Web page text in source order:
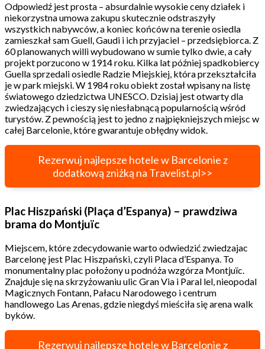
Odpowiedź jest prosta – absurdalnie wysokie ceny działek i
niekorzystna umowa zakupu skutecznie odstraszyły
wszystkich nabywców, a koniec końców na terenie osiedla
zamieszkał sam Guell, Gaudi i ich przyjaciel – przedsiębiorca. Z
60 planowanych willi wybudowano w sumie tylko dwie, a cały
projekt porzucono w 1914 roku. Kilka lat później spadkobiercy
Guella sprzedali osiedle Radzie Miejskiej, która przekształciła
je w park miejski. W 1984 roku obiekt został wpisany na listę
światowego dziedzictwa UNESCO. Dzisiaj jest otwarty dla
zwiedzających i cieszy się niesłabnącą popularnością wśród
turystów. Z pewnością jest to jedno z najpiękniejszych miejsc w
całej Barcelonie, które gwarantuje obłędny widok.
Rezerwuj najlepsze hotele w Barcelonie z
dodatkową zniżką na Travelist.pl>>
Plac Hiszpański (Plaça d’Espanya) – prawdziwa
brama do Montjuïc
Miejscem, które zdecydowanie warto odwiedzić zwiedzajac
Barcelonę jest Plac Hiszpański, czyli Placa d’Espanya. To
monumentalny plac położony u podnóża wzgórza Montjuïc.
Znajduje się na skrzyżowaniu ulic Gran Via i Paral lel, nieopodal
Magicznych Fontann, Pałacu Narodowego i centrum
handlowego Las Arenas, gdzie niegdyś mieściła się arena walk
byków.
Rezerwuj najlepsze hotele w Barcelonie z